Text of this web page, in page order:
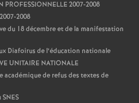
n
s
T
PROFESSIONNELLE 2007-2008
2008
du 18 décembre et de la manifestation
Diafoirus de l’éducation nationale
UNITAIRE NATIONALE
académique de refus des textes de